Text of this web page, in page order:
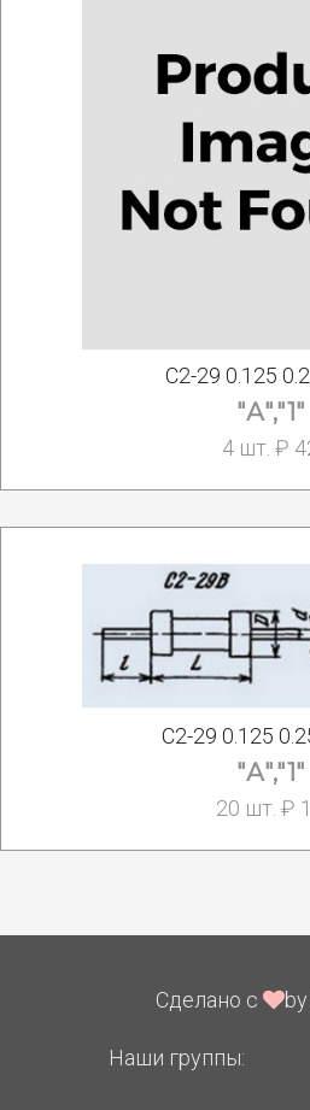
С2-29 0.125
"А","1"
4 шт. ₽
С2-29 0.125
"А","1"
20 шт. ₽
Сделано с
Наши группы: